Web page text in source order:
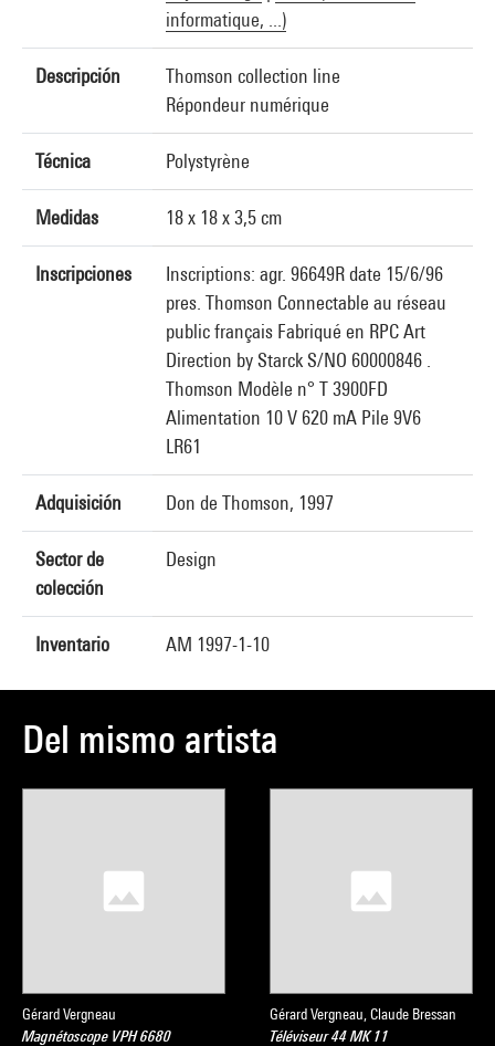
informatique, ...)
Descripción
Thomson collection line
Répondeur numérique
Técnica Polystyrène
Medidas 18 x 18 x 3,5 cm
Inscripciones
Inscriptions: agr. 96649R date 15/6/96
pres. Thomson Connectable au réseau
public français Fabriqué en RPC Art
Direction by Starck S/NO 60000846 .
Thomson Modèle n° T 3900FD
Alimentation 10 V 620 mA Pile 9V6
LR61
Adquisición Don de Thomson, 1997
Sector de
colección
Design
Inventario AM 1997-1-10
Del mismo artista
Gérard Vergneau
Magnétoscope VPH 6680
Gérard Vergneau, Claude Bressan
Téléviseur 44 MK 11